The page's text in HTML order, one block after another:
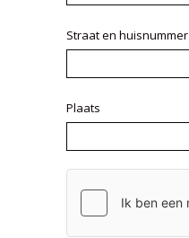
Straat en huisnummer
Plaats